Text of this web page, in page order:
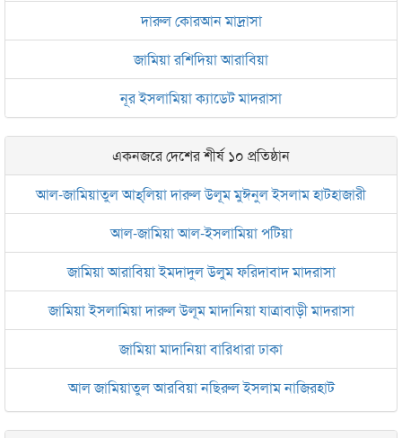
দারুল কোরআন মাদ্রাসা
জামিয়া রশিদিয়া আরাবিয়া
নূর ইসলামিয়া ক্যাডেট মাদরাসা
একনজরে দেশের শীর্ষ ১০ প্রতিষ্ঠান
আল-জামিয়াতুল আহ্‌লিয়া দারুল উলূম মুঈনুল ইসলাম হাটহাজারী
আল-জামিয়া আল-ইসলামিয়া পটিয়া
জামিয়া আরাবিয়া ইমদাদুল উলুম ফরিদাবাদ মাদরাসা
জামিয়া ইসলামিয়া দারুল উলূম মাদানিয়া যাত্রাবাড়ী মাদরাসা
জামিয়া মাদানিয়া বারিধারা ঢাকা
আল জামিয়াতুল আরবিয়া নছিরুল ইসলাম নাজিরহাট
জামেয়া দারুল মা‘আরিফ আল-ইসলামিয়া চট্টগ্রাম